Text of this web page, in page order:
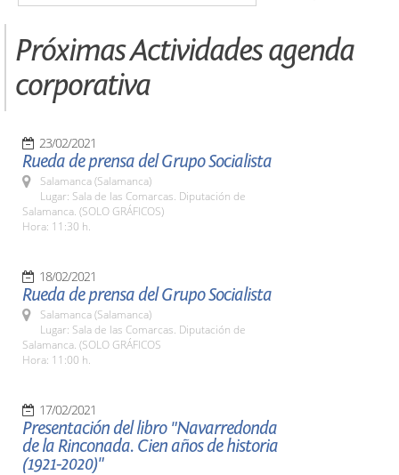
Próximas Actividades agenda
corporativa
23/02/2021
Rueda de prensa del Grupo Socialista
Salamanca (Salamanca)
Lugar: Sala de las Comarcas. Diputación de
Salamanca. (SOLO GRÁFICOS)
Hora: 11:30 h.
18/02/2021
Rueda de prensa del Grupo Socialista
Salamanca (Salamanca)
Lugar: Sala de las Comarcas. Diputación de
Salamanca. (SOLO GRÁFICOS
Hora: 11:00 h.
17/02/2021
Presentación del libro "Navarredonda
de la Rinconada. Cien años de historia
(1921-2020)"